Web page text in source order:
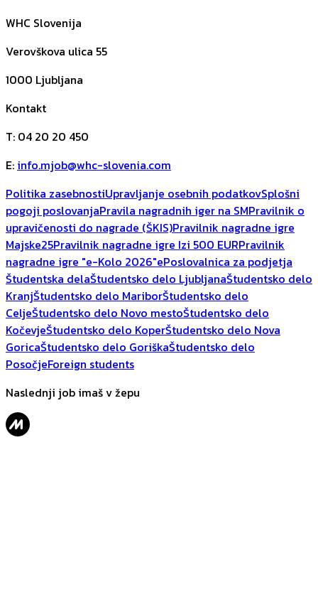
WHC Slovenija
Verovškova ulica 55
1000 Ljubljana
Kontakt
T: 04 20 20 450
E: info.mjob@whc-slovenia.com
Politika zasebnostiUpravljanje osebnih podatkovSplošni
pogoji poslovanjaPravila nagradnih iger na SMPravilnik o
upravičenosti do nagrade (ŠKIS)Pravilnik nagradne igre
Majske25Pravilnik nagradne igre Izi 500 EURPravilnik
nagradne igre "e-Kolo 2026"ePoslovalnica za podjetja
Študentska delaŠtudentsko delo LjubljanaŠtudentsko delo
KranjŠtudentsko delo MariborŠtudentsko delo
CeljeŠtudentsko delo Novo mestoŠtudentsko delo
KočevjeŠtudentsko delo KoperŠtudentsko delo Nova
GoricaŠtudentsko delo GoriškaŠtudentsko delo
PosočjeForeign students
Naslednji job imaš v žepu